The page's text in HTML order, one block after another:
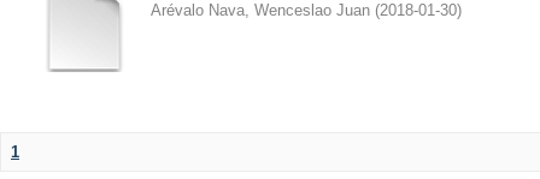
Arévalo Nava, Wenceslao Juan (2018-01-30)
1